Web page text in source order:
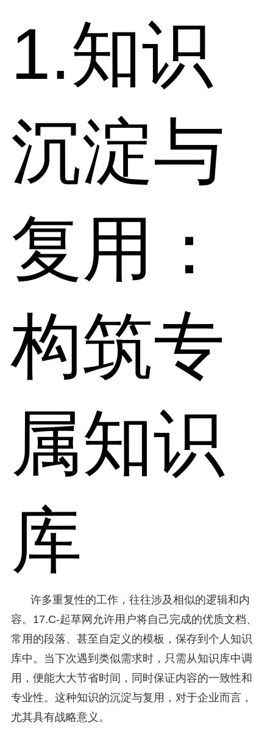
1.知识
沉淀与
复用：
构筑专
属知识
库
许多重复性的工作，往往涉及相似的逻辑和内
容。17.C-起草网允许用户将自己完成的优质文档、
常用的段落、甚至自定义的模板，保存到个人知识
库中。当下次遇到类似需求时，只需从知识库中调
用，便能大大节省时间，同时保证内容的一致性和
专业性。这种知识的沉淀与复用，对于企业而言，
尤其具有战略意义。